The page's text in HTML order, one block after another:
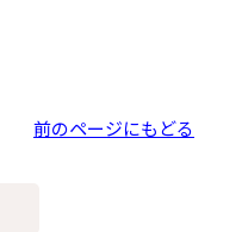
前のページにもどる